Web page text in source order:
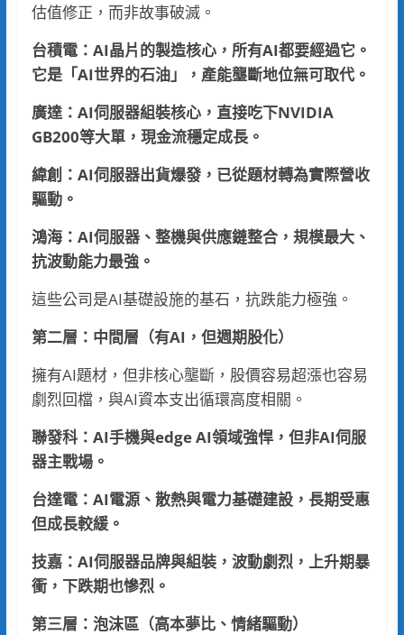
估值修正，而非故事破滅。
台積電：AI晶片的製造核心，所有AI都要經過它。
它是「AI世界的石油」，產能壟斷地位無可取代。
廣達：AI伺服器組裝核心，直接吃下NVIDIA
GB200等大單，現金流穩定成長。
緯創：AI伺服器出貨爆發，已從題材轉為實際營收
驅動。
鴻海：AI伺服器、整機與供應鏈整合，規模最大、
抗波動能力最強。
這些公司是AI基礎設施的基石，抗跌能力極強。
第二層：中間層（有AI，但週期股化）
擁有AI題材，但非核心壟斷，股價容易超漲也容易
劇烈回檔，與AI資本支出循環高度相關。
聯發科：AI手機與edge AI領域強悍，但非AI伺服
器主戰場。
台達電：AI電源、散熱與電力基礎建設，長期受惠
但成長較緩。
技嘉：AI伺服器品牌與組裝，波動劇烈，上升期暴
衝，下跌期也慘烈。
第三層：泡沫區（高本夢比、情緒驅動）